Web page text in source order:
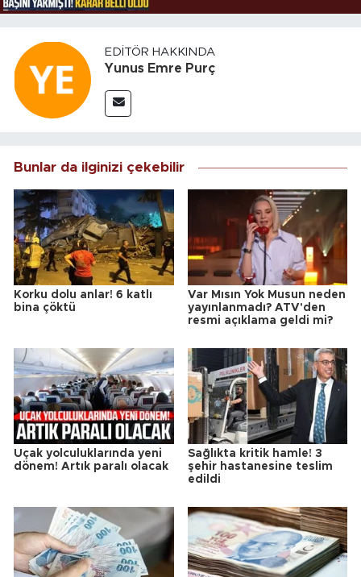
EDITÖR HAKKINDA
Yunus Emre Purç
Bunlar da ilginizi çekebilir
Korku dolu anlar! 6 katlı
bina çöktü
Var Mısın Yok Musun neden
yayınlanmadı? ATV'den
resmi açıklama geldi mi?
Uçak yolculuklarında yeni
dönem! Artık paralı olacak
Sağlıkta kritik hamle! 3
şehir hastanesine teslim
edildi